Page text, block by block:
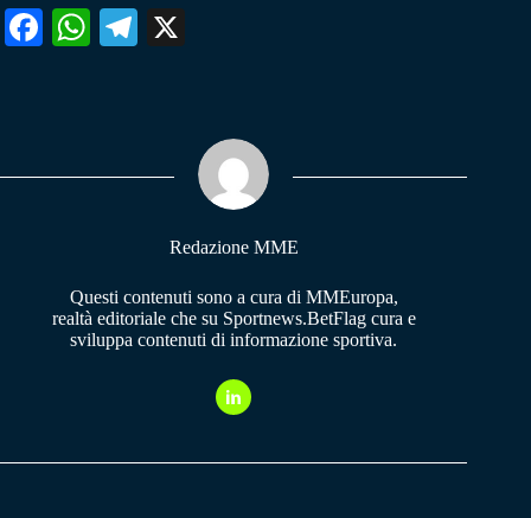
Fa W
pp
Te
m
Redazione MME
Questi contenuti sono a cura di MMEuropa,
realtà editoriale che su Sportnews.BetFlag cura e
sviluppa contenuti di informazione sportiva.